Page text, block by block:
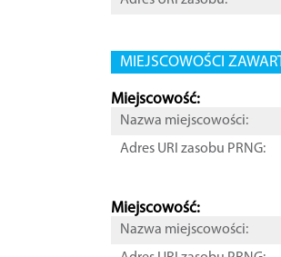
MIEJSCOWOŚCI
Miejscowość:
Nazwa miejscowości:
Adres URI zasobu PRNG:
Miejscowość:
Nazwa miejscowości: